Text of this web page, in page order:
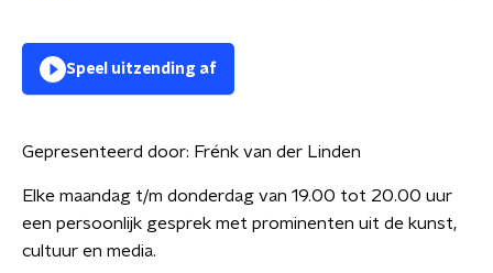
Speel uitzending af
Gepresenteerd door: Frénk van der Linden
Elke maandag t/m donderdag van 19.00 tot 20.00 uur
een persoonlijk gesprek met prominenten uit de kunst,
cultuur en media.